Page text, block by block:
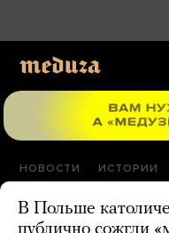
НОВОСТИ ИСТОРИИ
В Польше
публично сожгли